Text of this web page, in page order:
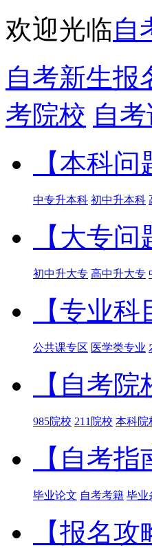
欢迎光临自
自考新生报
考院校 自
【本科问
中专升本科 初中升本科
【大专问
初中升大专 高中升大专
【专业科
公共课专区 医学类专业
【自考院
985院校 211院校 本科院
【自考指
毕业论文 自考考籍 毕业
【报名攻